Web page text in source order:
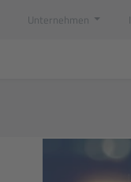
Unternehmen